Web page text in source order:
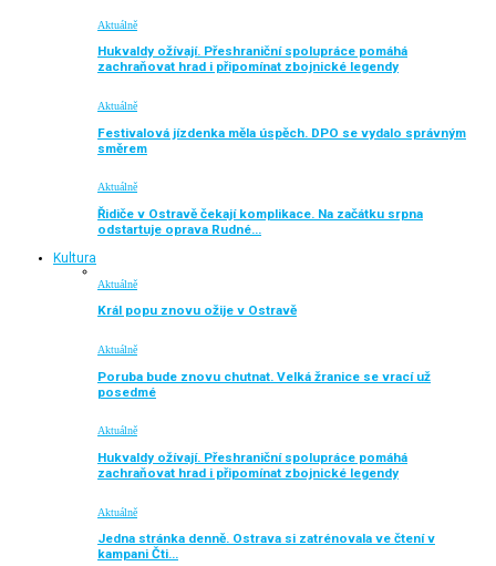
Aktuálně
Hukvaldy ožívají. Přeshraniční spolupráce pomáhá
zachraňovat hrad i připomínat zbojnické legendy
Aktuálně
Festivalová jízdenka měla úspěch. DPO se vydalo správným
směrem
Aktuálně
Řidiče v Ostravě čekají komplikace. Na začátku srpna
odstartuje oprava Rudné…
Kultura
Aktuálně
Král popu znovu ožije v Ostravě
Aktuálně
Poruba bude znovu chutnat. Velká žranice se vrací už
posedmé
Aktuálně
Hukvaldy ožívají. Přeshraniční spolupráce pomáhá
zachraňovat hrad i připomínat zbojnické legendy
Aktuálně
Jedna stránka denně. Ostrava si zatrénovala ve čtení v
kampani Čti…